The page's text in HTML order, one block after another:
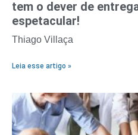
tem o dever de
espetacular!
Thiago Villaça
Leia esse artigo »